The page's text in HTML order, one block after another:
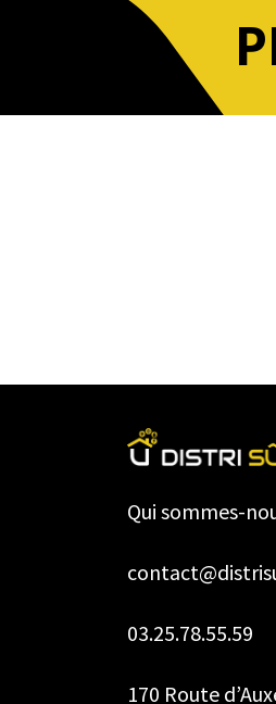
Qui sommes-
03.25.78.55.59
170 Route